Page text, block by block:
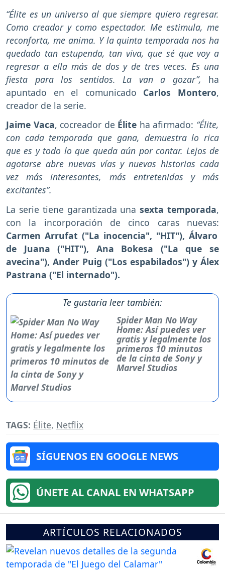
“Élite es un universo al que siempre quiero regresar.
Como creador y como espectador. Me estimula, me
reconforta, me anima. Y la quinta temporada nos ha
quedado tan estupenda, tan viva, que sé que voy a
regresar a ella más de dos y de tres veces. Es una
fiesta para los sentidos. La van a gozar”, ha
apuntado en el comunicado Carlos Montero,
creador de la serie.
Jaime Vaca, cocreador de Élite ha afirmado: “Élite,
con cada temporada que gana, demuestra lo rica
que es y todo lo que queda aún por contar. Lejos de
agotarse abre nuevas vías y nuevas historias cada
vez más interesantes, más entretenidas y más
excitantes”.
La serie tiene garantizada unasexta temporada,
con la incorporación de cinco caras nuevas:
Carmen Arrufat ("La inocencia", "HIT"), Álvaro
de Juana ("HIT"), Ana Bokesa ("La que se
avecina"), Ander Puig ("Los espabilados") y Álex
Pastrana ("El internado").
Te gustaría leer también:
Spider Man No Way
Home: Así puedes ver
gratis y legalmente los
primeros 10 minutos
de la cinta de Sony y
Marvel Studios
TAGS: Élite, Netflix
SÍGUENOS EN GOOGLE NEWS
ÚNETE AL CANAL EN WHATSAPP
ARTÍCULOS RELACIONADOS